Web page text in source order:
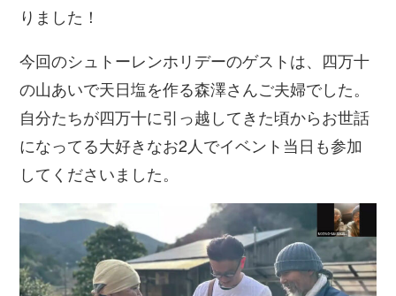
りました！
今回のシュトーレンホリデーのゲストは、四万十
の山あいで天日塩を作る森澤さんご夫婦でした。
自分たちが四万十に引っ越してきた頃からお世話
になってる大好きなお2人でイベント当日も参加
してくださいました。